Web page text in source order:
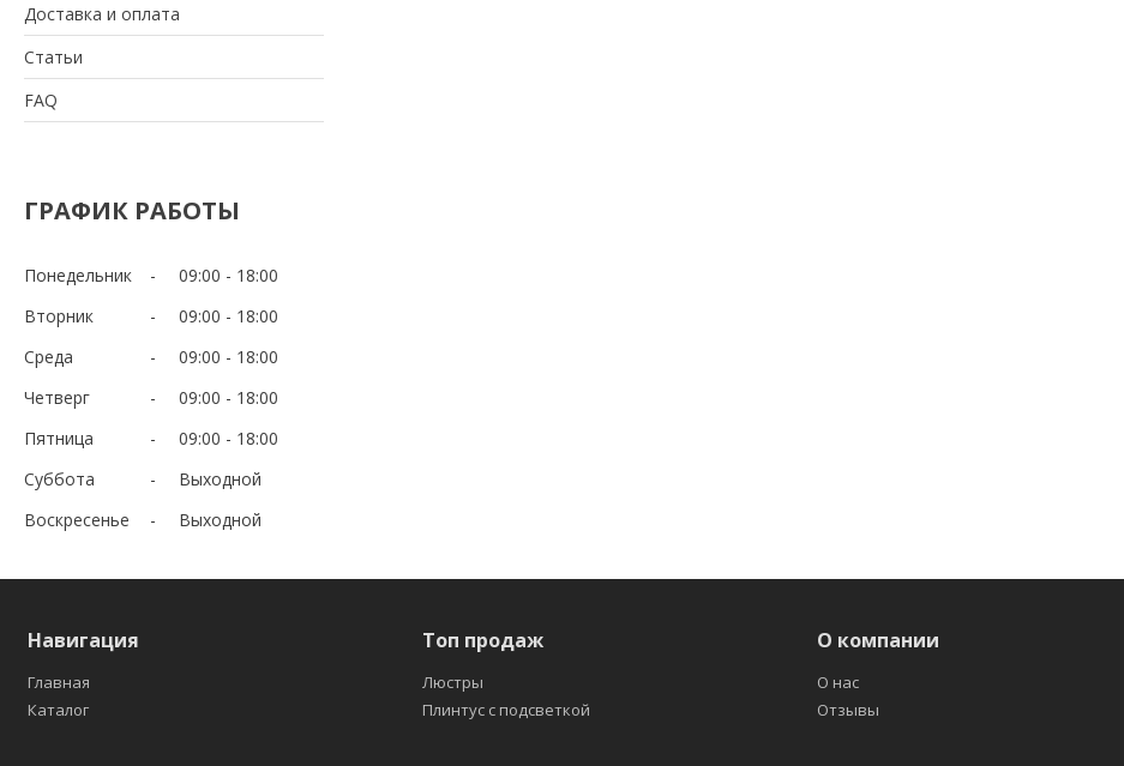
Доставка и оплата
Статьи
FAQ
ГРАФИК РАБОТЫ
Понедельник 09:00
18:00
Вторник
09:00
18:00
Среда
09:00
18:00
Четверг
09:00
18:00
Пятница
09:00
18:00
Суббота
Выходной
Воскресенье
Выходной
Навигация
Главная
Каталог
Топ продаж
Люстры
Плинтус с подсветкой
О компании
О нас
Отзывы